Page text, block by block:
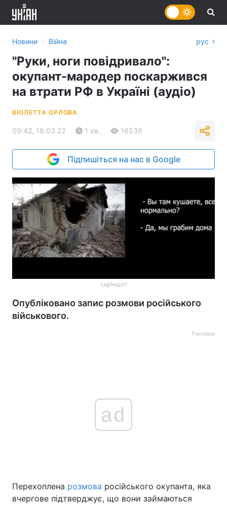
Головна Війна
Новини › Війна рус
"Руки, ноги повідривало":
окупант-мародер поскаржився
на втрати РФ в Україні (аудіо)
ВІОЛЕТТА ОРЛОВА
09:42, 18.03.22 1 хв. 16536
Підпишіться на нас в Google
скріншот
Опубліковано запис розмови російського
військового.
Реклама
ad
Перехоплена розмова російського окупанта, яка
вчергове підтверджує, що вони займаються